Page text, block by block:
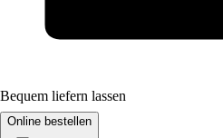
Bequem liefern lassen
Online bestellen